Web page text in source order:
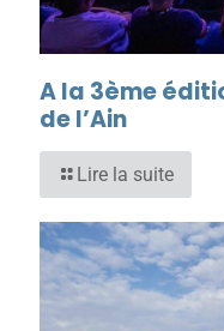
A la 3ème
de l’Ain
Lire la suite